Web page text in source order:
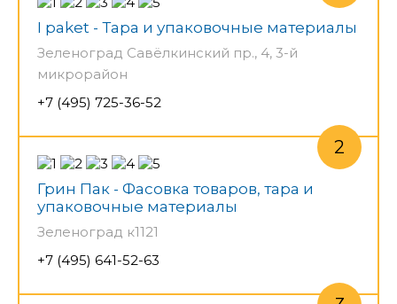
I paket - Тара и упаковочные материалы
Зеленоград Савёлкинский пр., 4, 3-й
микрорайон
+7 (495) 725-36-52
Грин Пак - Фасовка товаров, тара и
упаковочные материалы
Зеленоград к1121
+7 (495) 641-52-63